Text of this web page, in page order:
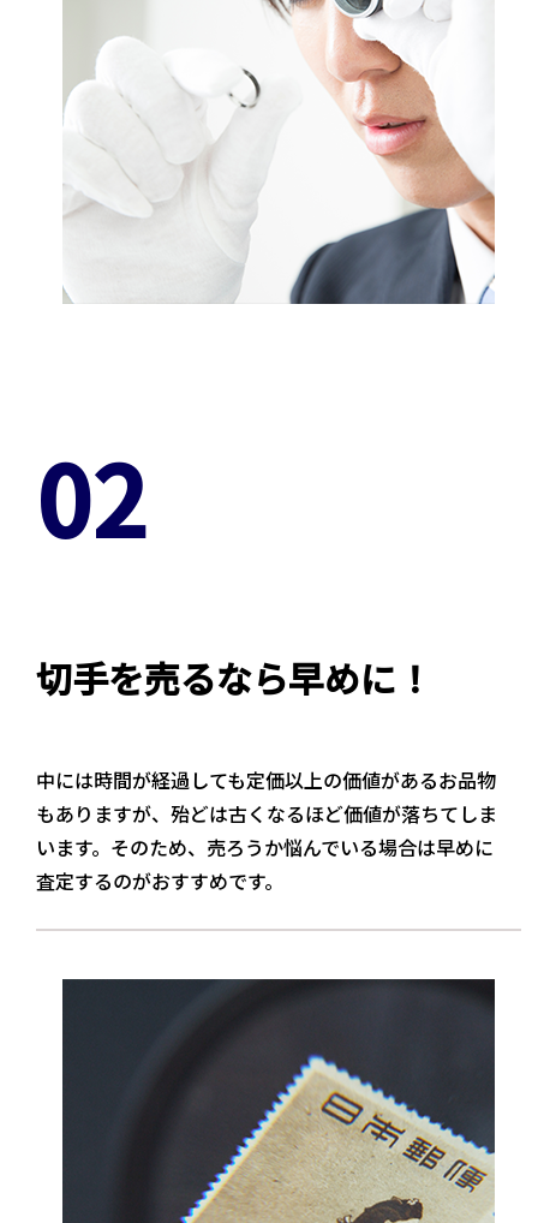
02
切手を売るなら早めに！
中には時間が経過しても定価以上の価値があるお品物
もありますが、殆どは古くなるほど価値が落ちてしま
います。そのため、売ろうか悩んでいる場合は早めに
査定するのがおすすめです。